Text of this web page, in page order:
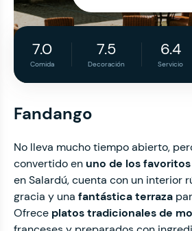
7.0
Comida
7.5
Decoración
6.4
Servicio
Fandango
No lleva mucho tiempo abierto,
convertido enuno de los favoritos
en Salardú, cuenta con un interior
gracia y una fantástica terraza
Ofrece platos tradicionales de